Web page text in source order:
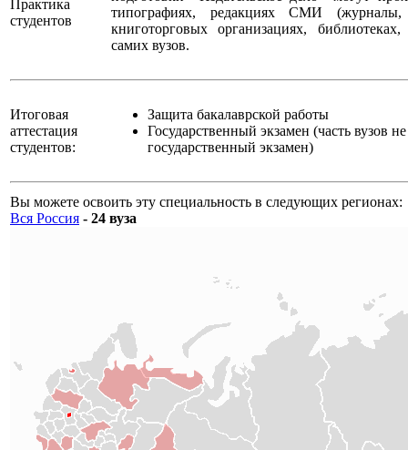
Практика
студентов
типографиях, редакциях СМИ
книготорговых организациях,
самих вузов.
Итоговая
аттестация
студентов:
Защита бакалаврской работы
Государственный экзамен (часть вузов
государственный экзамен)
Вы можете освоить эту специальность в следующих регионах:
Вся Россия - 24 вуза